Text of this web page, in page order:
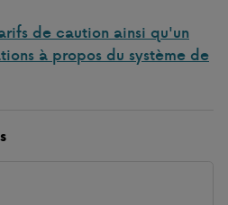
de caution ainsi qu'un
à propos du système de